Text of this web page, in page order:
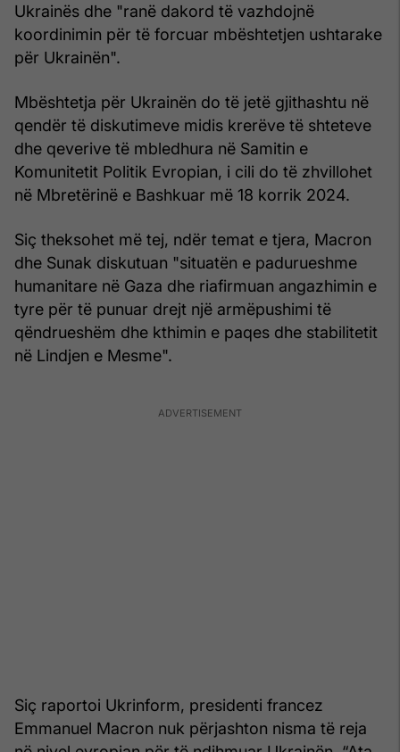
Ukrainës dhe "ranë dakord të vazhdojnë
koordinimin për të forcuar mbështetjen ushtarake
për Ukrainën".
Mbështetja për Ukrainën do të jetë gjithashtu në
qendër të diskutimeve midis krerëve të shteteve
dhe qeverive të mbledhura në Samitin e
Komunitetit Politik Evropian, i cili do të zhvillohet
në Mbretërinë e Bashkuar më 18 korrik 2024.
Siç theksohet më tej, ndër temat e tjera, Macron
dhe Sunak diskutuan "situatën e padurueshme
humanitare në Gaza dhe riafirmuan angazhimin e
tyre për të punuar drejt një armëpushimi të
qëndrueshëm dhe kthimin e paqes dhe stabilitetit
në Lindjen e Mesme".
Siç raportoi Ukrinform, presidenti francez
Emmanuel Macron nuk përjashton nisma të reja